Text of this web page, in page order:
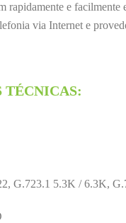
rapidamente e
via Internet e
TÉCNICAS:
G.723.1 5.3K / 6.3K,